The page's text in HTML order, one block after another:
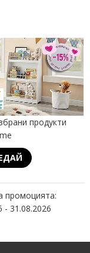
продукти
промоцията:
- 31.08.2026